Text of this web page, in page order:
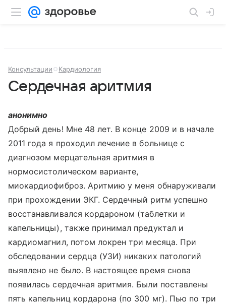
Консультации Кардиология
Сердечная аритмия
анонимно
Добрый день! Мне 48 лет. В конце 2009 и в начале
2011 года я проходил лечение в больнице с
диагнозом мерцательная аритмия в
нормосистолическом варианте,
миокардиофиброз. Аритмию у меня обнаруживали
при прохождении ЭКГ. Сердечный ритм успешно
восстанавливался кордароном (таблетки и
капельницы), также принимал предуктал и
кардиомагнил, потом локрен три месяца. При
обследовании сердца (УЗИ) никаких патологий
выявлено не было. В настоящее время снова
появилась сердечная аритмия. Были поставлены
пять капельниц кордарона (по 300 мг). Пью по три